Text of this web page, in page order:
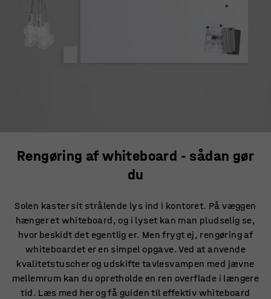
Rengøring af whiteboard - sådan gør
du
Solen kaster sit strålende lys ind i kontoret. På væggen
hænger et whiteboard, og i lyset kan man pludselig se,
hvor beskidt det egentlig er. Men frygt ej, rengøring af
whiteboardet er en simpel opgave. Ved at anvende
kvalitetstuscher og udskifte tavlesvampen med jævne
mellemrum kan du opretholde en ren overflade i længere
tid. Læs med her og få guiden til effektiv whiteboard